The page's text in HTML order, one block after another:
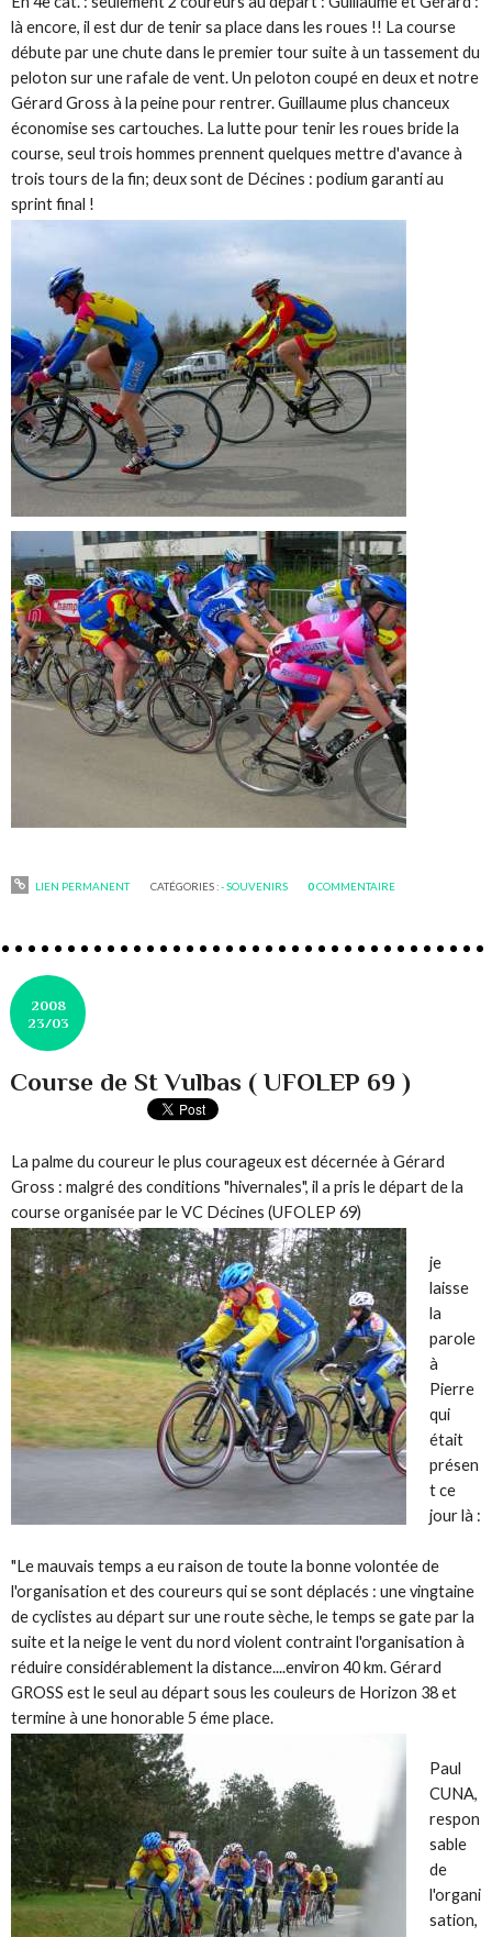
là encore, il est dur de tenir sa place dans les roues !! La course
débute par une chute dans le premier tour suite à un tassement du
peloton sur une rafale de vent. Un peloton coupé en deux et notre
Gérard Gross à la peine pour rentrer. Guillaume plus chanceux
économise ses cartouches. La lutte pour tenir les roues bride la
course, seul trois hommes prennent quelques mettre d'avance à
trois tours de la fin; deux sont de Décines : podium garanti au
sprint final !
LIEN PERMANENT CATÉGORIES :- SOUVENIRS 0COMMENTAIRE
2008
23/03
Course de St Vulbas ( UFOLEP 69 )
La palme du coureur le plus courageux est décernée à Gérard
Gross : malgré des conditions "hivernales", il a pris le départ de la
course organisée par le VC Décines (UFOLEP 69)
je
laisse
la
parole
à
Pierre
qui
était
présen
t ce
jour là :
"Le mauvais temps a eu raison de toute la bonne volontée de
l'organisation et des coureurs qui se sont déplacés : une vingtaine
de cyclistes au départ sur une route sèche, le temps se gate par la
suite et la neige le vent du nord violent contraint l'organisation à
réduire considérablement la distance....environ 40 km. Gérard
GROSS est le seul au départ sous les couleurs de Horizon 38 et
termine à une honorable 5 éme place.
Paul
CUNA,
respon
sable
de
l'organi
sation,